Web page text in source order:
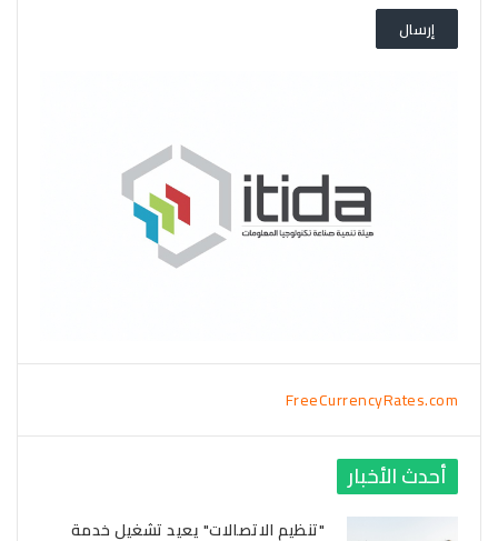
FreeCurrencyRates.com
أحدث الأخبار
"تنظيم الاتصالات" يعيد تشغيل خدمة